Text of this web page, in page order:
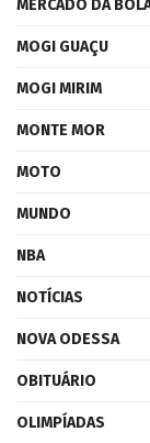
MERCADO DA
MOGI GUAÇU
MOGI MIRIM
MONTE MOR
MOTO
MUNDO
NBA
NOTÍCIAS
NOVA ODESSA
OBITUÁRIO
OLIMPÍADAS